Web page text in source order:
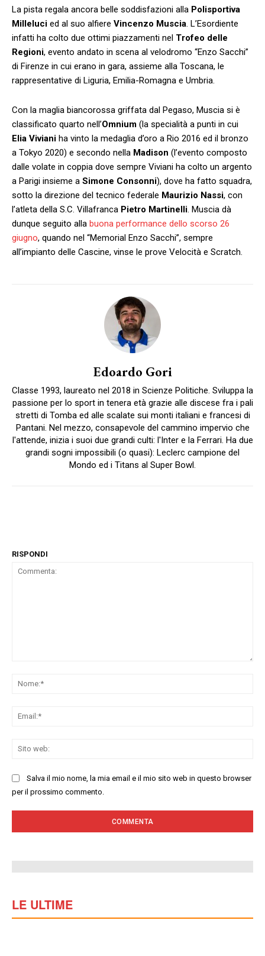
La pista regala ancora belle soddisfazioni alla Polisportiva
Milleluci ed al suo alfiere Vincenzo Muscia. L’Esordiente
infatti ha colto due ottimi piazzamenti nel Trofeo delle
Regioni, evento andato in scena al velodromo “Enzo Sacchi”
di Firenze in cui erano in gara, assieme alla Toscana, le
rappresentative di Liguria, Emilia-Romagna e Umbria.
Con la maglia biancorossa griffata dal Pegaso, Muscia si è
classificato quarto nell’Omnium (la specialità a punti in cui
Elia Viviani ha vinto la medaglia d’oro a Rio 2016 ed il bronzo
a Tokyo 2020) e secondo nella Madison (l’evento composto
dalle volate in coppia dove sempre Viviani ha colto un argento
a Parigi insieme a Simone Consonni), dove ha fatto squadra,
sotto la direzione del tecnico federale Maurizio Nassi, con
l’atleta della S.C. Villafranca Pietro Martinelli. Muscia dà
dunque seguito alla buona performance dello scorso 26
giugno, quando nel “Memorial Enzo Sacchi”, sempre
all’impianto delle Cascine, vinse le prove Velocità e Scratch.
Edoardo Gori
Classe 1993, laureato nel 2018 in Scienze Politiche. Sviluppa la
passione per lo sport in tenera età grazie alle discese fra i pali
stretti di Tomba ed alle scalate sui monti italiani e francesi di
Pantani. Nel mezzo, consapevole del cammino impervio che
l'attende, inizia i suoi due grandi culti: l'Inter e la Ferrari. Ha due
grandi sogni impossibili (o quasi): Leclerc campione del
Mondo ed i Titans al Super Bowl.
RISPONDI
Salva il mio nome, la mia email e il mio sito web in questo browser
per il prossimo commento.
LE ULTIME